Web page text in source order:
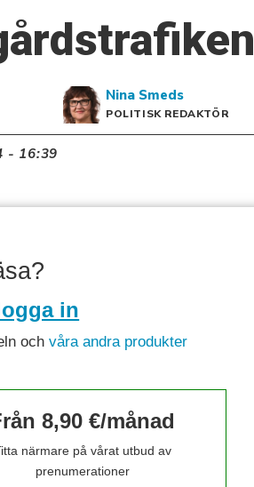
Nina Smeds
POLITISK REDAKTÖR
- 16:39
in
ochvåra andra produkter
8,90 €/månad
närmare på vårat utbud av
prenumerationer